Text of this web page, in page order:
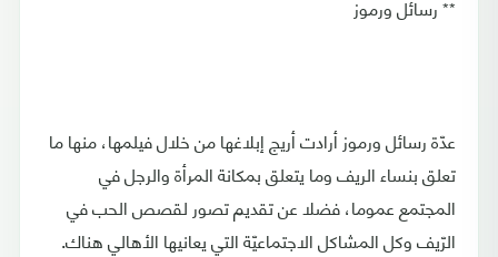
** رسائل ورموز
عدّة رسائل ورموز أرادت أريج إبلاغها من خلال فيلمها، منها ما
تعلق بنساء الريف وما يتعلق بمكانة المرأة والرجل في
المجتمع عموما، فضلا عن تقديم تصور لقصص الحب في
الرّيف وكل المشاكل الاجتماعيّة التي يعانيها الأهالي هناك.